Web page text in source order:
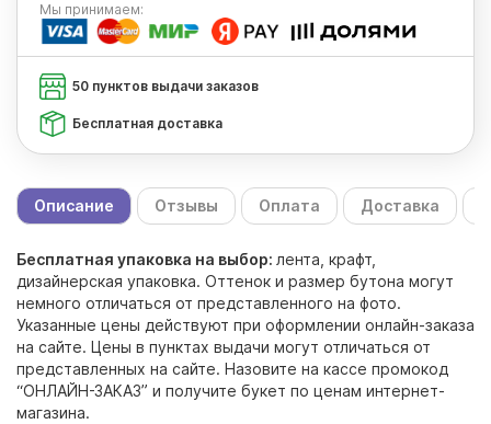
Мы принимаем:
50 пунктов выдачи заказов
Бесплатная доставка
Описание Отзывы Оплата Доставка
Бесплатная упаковка на выбор: лента, крафт,
дизайнерская упаковка. Оттенок и размер бутона могут
немного отличаться от представленного на фото.
Указанные цены действуют при оформлении онлайн-заказа
на сайте. Цены в пунктах выдачи могут отличаться от
представленных на сайте. Назовите на кассе промокод
“ОНЛАЙН-ЗАКАЗ” и получите букет по ценам интернет-
магазина.